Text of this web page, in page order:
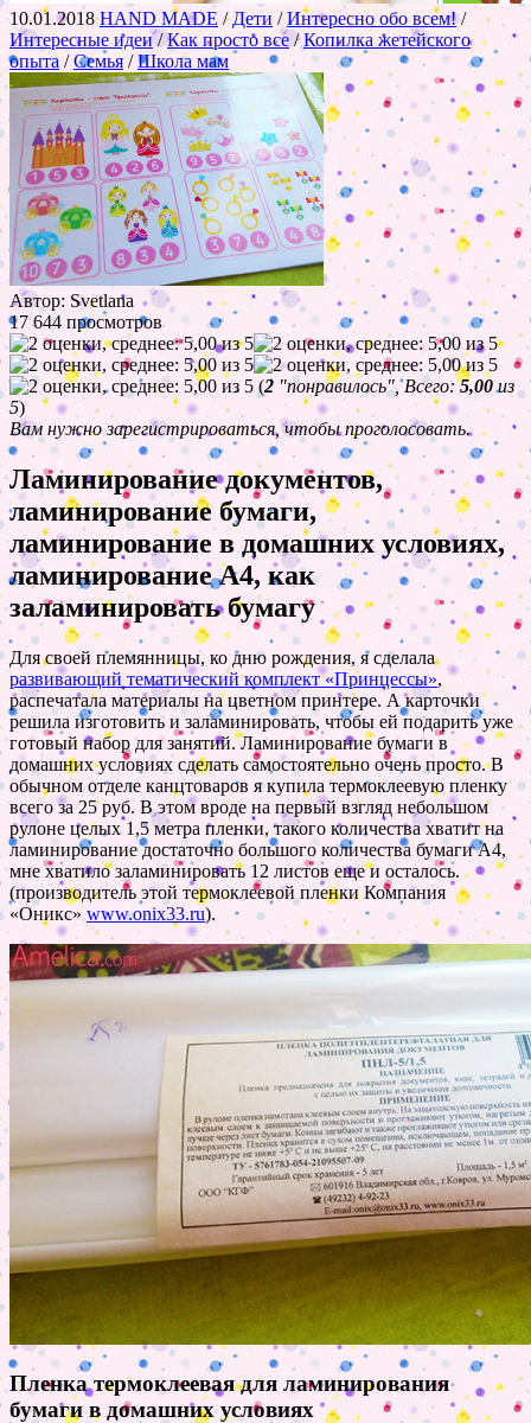
10.01.2018HAND MADE /Дети /Интересно обо всем!/
Интересные идеи/Как просто все /Копилка жетейского
опыта /Семья /Школа мам
Автор: Svetlana
17 644 просмотров
(2"понравилось", Всего:5,00из
5)
Вам нужно зарегистрироваться, чтобы проголосовать.
Ламинирование документов,
ламинирование бумаги,
ламинирование в домашних условиях,
ламинирование А4, как
заламинировать бумагу
Для своей племянницы, ко дню рождения, я сделала
развивающий тематический комплект «Принцессы»,
распечатала материалы на цветном принтере. А карточки
решила изготовить и заламинировать, чтобы ей подарить уже
готовый набор для занятий. Ламинирование бумаги в
домашних условиях сделать самостоятельно очень просто. В
обычном отделе канцтоваров я купила термоклеевую пленку
всего за 25 руб. В этом вроде на первый взгляд небольшом
рулоне целых 1,5 метра пленки, такого количества хватит на
ламинирование достаточно большого количества бумаги А4,
мне хватило заламинировать 12 листов еще и осталось.
(производитель этой термоклеевой пленки Компания
«Оникс»www.onix33.ru).
Пленка термоклеевая для ламинирования
бумаги в домашних условиях